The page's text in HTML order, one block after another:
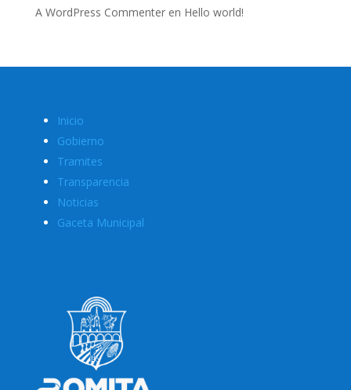
A WordPress Commenteren Hello world!
Inicio
Gobierno
Tramites
Transparencia
Noticias
Gaceta Municipal